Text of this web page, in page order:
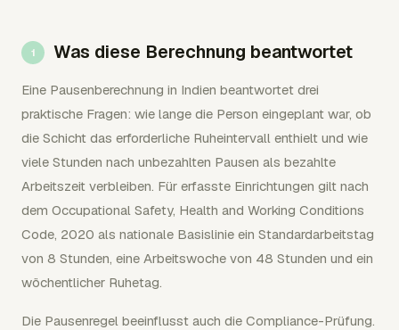
Was diese Berechnung beantwortet
Eine Pausenberechnung in Indien beantwortet drei
praktische Fragen: wie lange die Person eingeplant war, ob
die Schicht das erforderliche Ruheintervall enthielt und wie
viele Stunden nach unbezahlten Pausen als bezahlte
Arbeitszeit verbleiben. Für erfasste Einrichtungen gilt nach
dem Occupational Safety, Health and Working Conditions
Code, 2020 als nationale Basislinie ein Standardarbeitstag
von 8 Stunden, eine Arbeitswoche von 48 Stunden und ein
wöchentlicher Ruhetag.
Die Pausenregel beeinflusst auch die Compliance-Prüfung.